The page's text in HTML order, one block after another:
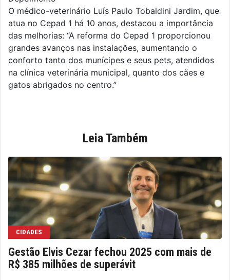
O médico-veterinário Luís Paulo Tobaldini Jardim, que
atua no Cepad 1 há 10 anos, destacou a importância
das melhorias: “A reforma do Cepad 1 proporcionou
grandes avanços nas instalações, aumentando o
conforto tanto dos munícipes e seus pets, atendidos
na clínica veterinária municipal, quanto dos cães e
gatos abrigados no centro.”
Leia Também
CIDADES
Gestão Elvis Cezar fechou 2025 com mais de
R$ 385 milhões de superávit